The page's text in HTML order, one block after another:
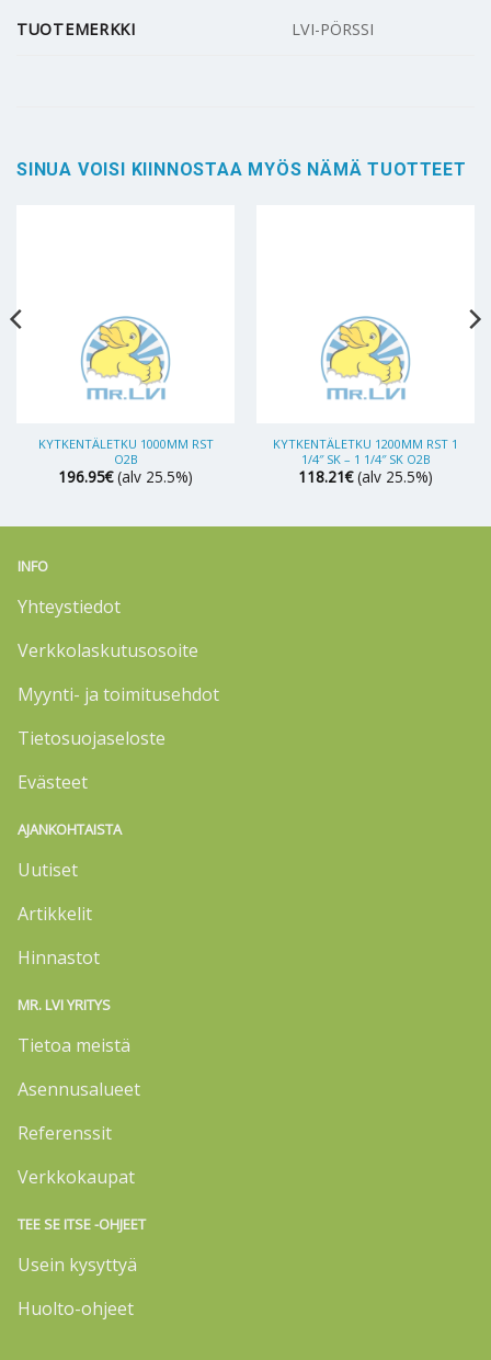
TUOTEMERKKI LVI-PÖRSSI
SINUA VOISI KIINNOSTAA MYÖS NÄMÄ TUOTTEET
KYTKENTÄLETKU 1000MM RST
O2B
196.95€ (alv 25.5%)
KYTKENTÄLETKU 1200MM RST 1
1/4″ SK – 1 1/4″ SK O2B
118.21€ (alv 25.5%)
INFO
Yhteystiedot
Verkkolaskutusosoite
Myynti- ja toimitusehdot
Tietosuojaseloste
Evästeet
AJANKOHTAISTA
Uutiset
Artikkelit
Hinnastot
MR. LVI YRITYS
Tietoa meistä
Asennusalueet
Referenssit
Verkkokaupat
TEE SE ITSE -OHJEET
Usein kysyttyä
Huolto-ohjeet